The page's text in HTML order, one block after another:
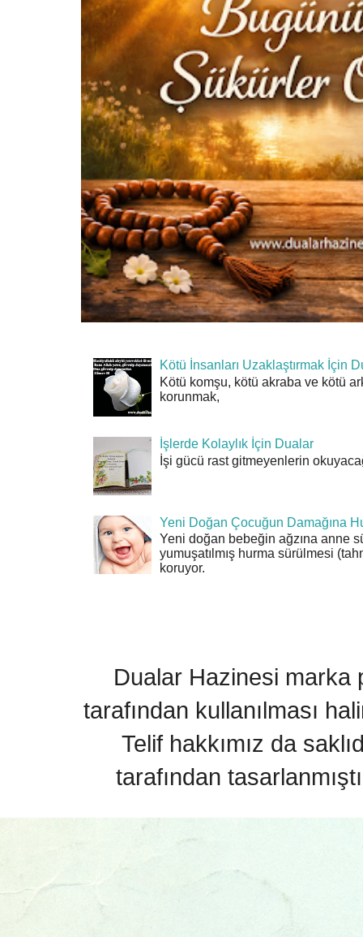
Kötü İnsanları Uzaklaştırmak İçin
Kötü komşu, kötü akraba ve kötü
korunmak,
İşlerde Kolaylık İçin Dualar
İşi gücü rast gitmeyenlerin
Yeni Doğan Çocuğun Damağına
Yeni doğan bebeğin ağzına anne
yumuşatılmış hurma sürülmesi
koruyor.
Dualar Hazinesi marka
tarafından kullanılması
Telif hakkımız da
tarafından